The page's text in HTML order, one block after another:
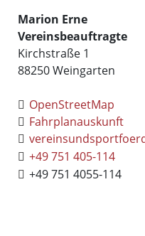
Marion Erne
Vereinsbeauftragte
Kirchstraße 1
88250Weingarten
OpenStreetMap
Fahrplanauskunft
+49 751 405-114
+49 751 4055-114